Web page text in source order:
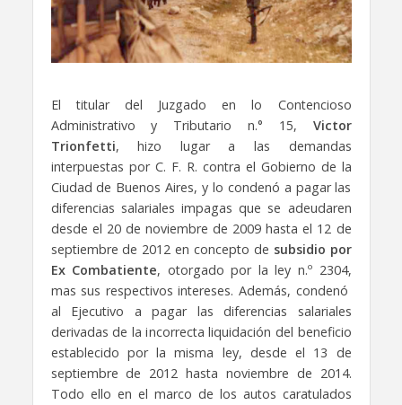
El titular del Juzgado en lo Contencioso
Administrativo y Tributario n.° 15, Victor
Trionfetti, hizo lugar a las demandas
interpuestas por C. F. R. contra el Gobierno de la
Ciudad de Buenos Aires, y lo condenó a pagar las
diferencias salariales impagas que se adeudaren
desde el 20 de noviembre de 2009 hasta el 12 de
septiembre de 2012 en concepto de subsidio por
Ex Combatiente, otorgado por la ley n.º 2304,
mas sus respectivos intereses. Además, condenó
al Ejecutivo a pagar las diferencias salariales
derivadas de la incorrecta liquidación del beneficio
establecido por la misma ley, desde el 13 de
septiembre de 2012 hasta noviembre de 2014.
Todo ello en el marco de los autos caratulados